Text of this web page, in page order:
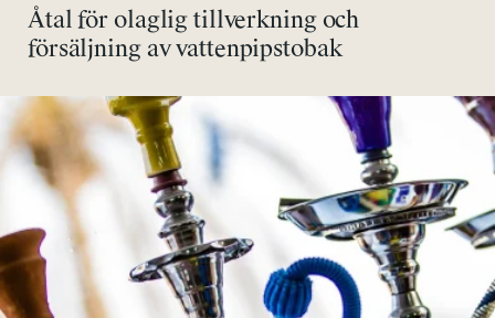
Åtal för olaglig tillverkning och
försäljning av vattenpipstobak